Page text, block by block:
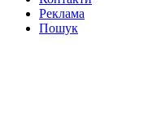
Реклама
Пошук